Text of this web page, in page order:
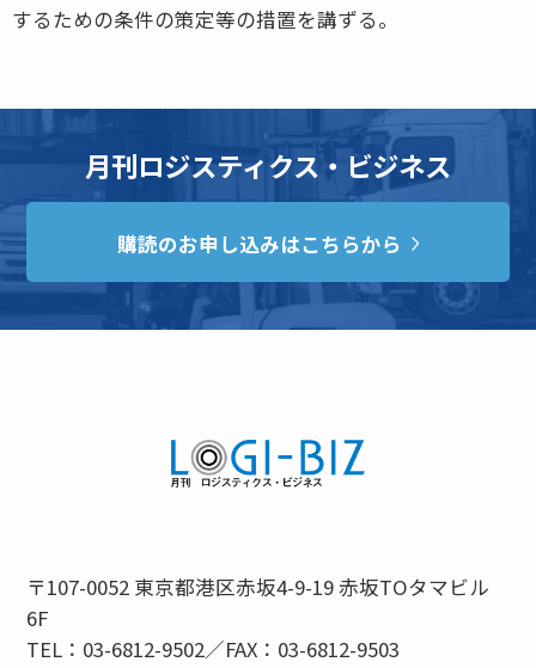
するための条件の策定等の措置を講ずる。
月刊ロジスティクス・ビジネス
購読のお申し込みはこちらから
〒107-0052 東京都港区赤坂4-9-19 赤坂TOタマビル
6F
TEL：03-6812-9502／FAX：03-6812-9503